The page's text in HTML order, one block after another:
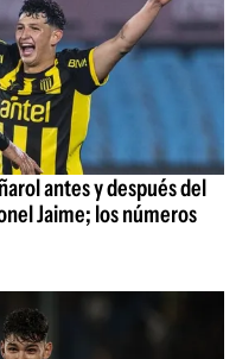
antes y después del
Jaime; los números